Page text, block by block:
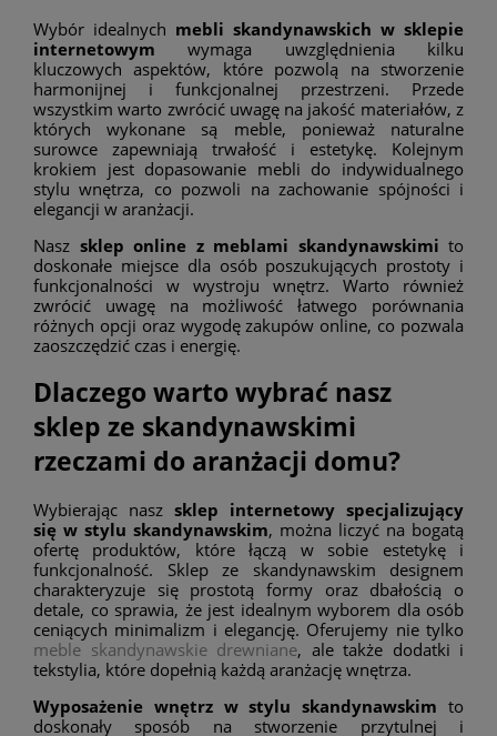
Wybór idealnych mebli skandynawskich w sklepie
internetowym wymaga uwzględnienia kilku
kluczowych aspektów, które pozwolą na stworzenie
harmonijnej i funkcjonalnej przestrzeni. Przede
wszystkim warto zwrócić uwagę na jakość materiałów, z
których wykonane są meble, ponieważ naturalne
surowce zapewniają trwałość i estetykę. Kolejnym
krokiem jest dopasowanie mebli do indywidualnego
stylu wnętrza, co pozwoli na zachowanie spójności i
elegancji w aranżacji.
Nasz sklep online z meblami skandynawskimi to
doskonałe miejsce dla osób poszukujących prostoty i
funkcjonalności w wystroju wnętrz. Warto również
zwrócić uwagę na możliwość łatwego porównania
różnych opcji oraz wygodę zakupów online, co pozwala
zaoszczędzić czas i energię.
Dlaczego warto wybrać nasz
sklep ze skandynawskimi
rzeczami do aranżacji domu?
Wybierając nasz sklep internetowy specjalizujący
się w stylu skandynawskim, można liczyć na bogatą
ofertę produktów, które łączą w sobie estetykę i
funkcjonalność. Sklep ze skandynawskim designem
charakteryzuje się prostotą formy oraz dbałością o
detale, co sprawia, że jest idealnym wyborem dla osób
ceniących minimalizm i elegancję. Oferujemy nie tylko
meble skandynawskie drewniane, ale także dodatki i
tekstylia, które dopełnią każdą aranżację wnętrza.
Wyposażenie wnętrz w stylu skandynawskim to
doskonały sposób na stworzenie przytulnej i